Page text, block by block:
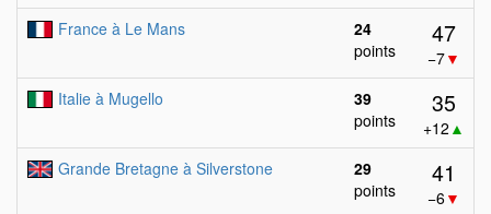
France à Le Mans
24
points
47
−7▼
Italie à Mugello
39
points
35
+12 ▲
Grande Bretagne à Silverstone
29
points
41
−6▼